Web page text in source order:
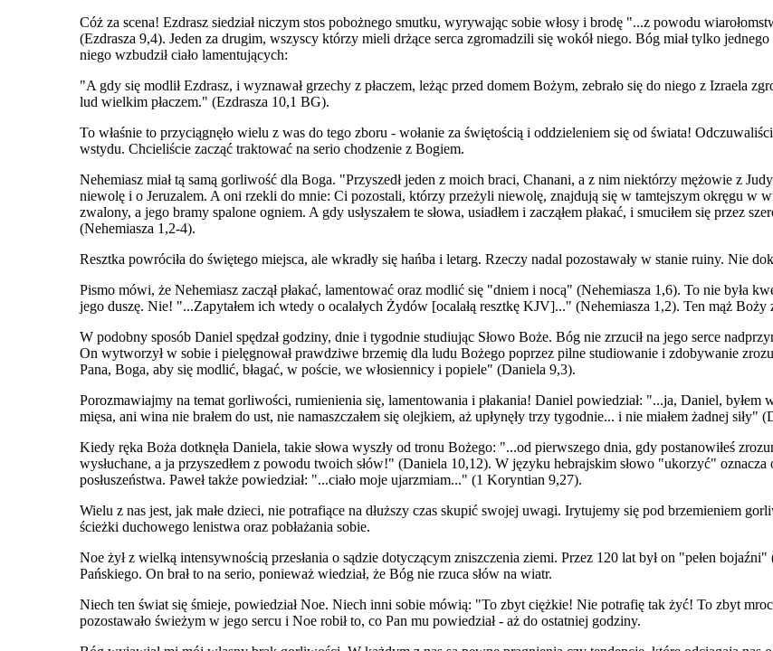
Cóż za scena! Ezdrasz siedział niczym stos pobożnego smutku, wyrywając sobie włosy i brodę "...z powodu
(Ezdrasza 9,4). Jeden za drugim, wszyscy którzy mieli drżące serca zgromadzili się wokół niego. Bóg miał tylko
niego wzbudził ciało lamentujących:
"A gdy się modlił Ezdrasz, i wyznawał grzechy z płaczem, leżąc przed domem Bożym, zebrało się do niego z Izraela
lud wielkim płaczem." (Ezdrasza 10,1 BG).
To właśnie to przyciągnęło wielu z was do tego zboru - wołanie za świętością i oddzieleniem się od świata!
wstydu. Chcieliście zacząć traktować na serio chodzenie z Bogiem.
Nehemiasz miał tą samą gorliwość dla Boga. "Przyszedł jeden z moich braci, Chanani, a z nim niektórzy mężowie z
niewolę i o Jeruzalem. A oni rzekli do mnie: Ci pozostali, którzy przeżyli niewolę, znajdują się w tamtejszym okręgu w
zwalony, a jego bramy spalone ogniem. A gdy usłyszałem te słowa, usiadłem i zacząłem płakać, i smuciłem się przez
(Nehemiasza 1,2-4).
Resztka powróciła do świętego miejsca, ale wkradły się hańba i letarg. Rzeczy nadal pozostawały w stanie ruiny. Nie
Pismo mówi, że Nehemiasz zaczął płakać, lamentować oraz modlić się "dniem i nocą" (Nehemiasza 1,6). To nie była
jego duszę. Nie! "...Zapytałem ich wtedy o ocalałych Żydów [ocalałą resztkę KJV]..." (Nehemiasza 1,2). Ten mąż Boży
W podobny sposób Daniel spędzał godziny, dnie i tygodnie studiując Słowo Boże. Bóg nie zrzucił na jego serce
On wytworzył w sobie i pielęgnował prawdziwe brzemię dla ludu Bożego poprzez pilne studiowanie i zdobywanie
Pana, Boga, aby się modlić, błagać, w poście, we włosiennicy i popiele" (Daniela 9,3).
Porozmawiajmy na temat gorliwości, rumienienia się, lamentowania i płakania! Daniel powiedział: "...ja, Daniel, byłem
mięsa, ani wina nie brałem do ust, nie namaszczałem się olejkiem, aż upłynęły trzy tygodnie... i nie miałem żadnej siły"
Kiedy ręka Boża dotknęła Daniela, takie słowa wyszły od tronu Bożego: "...od pierwszego dnia, gdy postanowiłeś
wysłuchane, a ja przyszedłem z powodu twoich słów!" (Daniela 10,12). W języku hebrajskim słowo "ukorzyć"
posłuszeństwa. Paweł także powiedział: "...ciało moje ujarzmiam..." (1 Koryntian 9,27).
Wielu z nas jest, jak małe dzieci, nie potrafiące na dłuższy czas skupić swojej uwagi. Irytujemy się pod brzemieniem
ścieżki duchowego lenistwa oraz pobłażania sobie.
Noe żył z wielką intensywnością przesłania o sądzie dotyczącym zniszczenia ziemi. Przez 120 lat był on "pełen
Pańskiego. On brał to na serio, ponieważ wiedział, że Bóg nie rzuca słów na wiatr.
Niech ten świat się śmieje, powiedział Noe. Niech inni sobie mówią: "To zbyt ciężkie! Nie potrafię tak żyć! To zbyt
pozostawało świeżym w jego sercu i Noe robił to, co Pan mu powiedział - aż do ostatniej godziny.